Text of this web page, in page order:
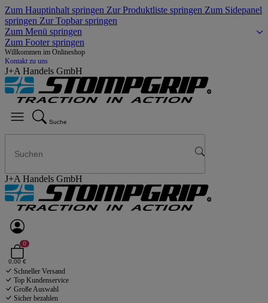
Zum Hauptinhalt springen Zur Produktliste springen Zum Sidepanel
springen Zur Topbar springen
Zum Menü springen
Zum Footer springen
Willkommen im Onlineshop
Kontakt zu uns
J+A Handels GmbH
Suche
J+A Handels GmbH
0
0,00 €
Schneller Versand
Top Kundenservice
Große Auswahl
Sicher bezahlen